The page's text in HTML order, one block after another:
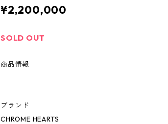
¥2,200,000
SOLD OUT
商品情報
ブランド
CHROME HEARTS